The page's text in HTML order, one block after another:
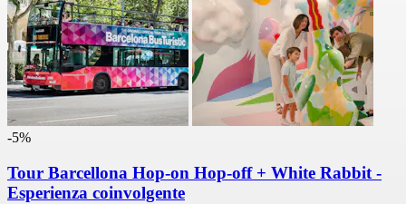
-5%
Tour Barcellona Hop-on Hop-off + White Rabbit -
Esperienza coinvolgente